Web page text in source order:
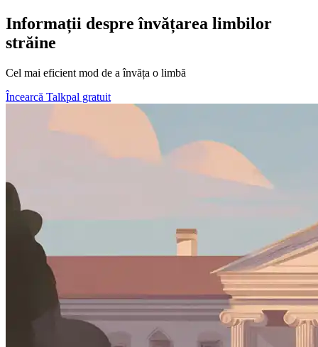
Informații despre învățarea limbilor
străine
Cel mai eficient mod de a învăța o limbă
Încearcă Talkpal gratuit